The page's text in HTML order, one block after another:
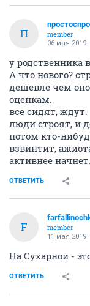
П
member
06 мая 2019
у родственника
А что нового?
дешевле чем
оценкам.
все сидят, ждут.
люди строят, и
потом кто-
взвинтит,
активнее начнет.
ОТВЕТИТЬ
F
member
11 мая 2019
На Сухарной -
ОТВЕТИТЬ